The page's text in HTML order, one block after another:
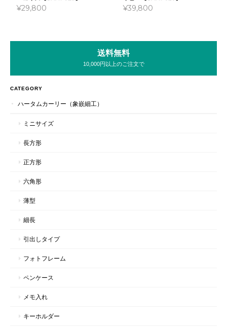
¥29,800 ¥39,800
送料無料
10,000円以上のご注文で
CATEGORY
ハータムカーリー（象嵌細工）
ミニサイズ
長方形
正方形
六角形
薄型
細長
引出しタイプ
フォトフレーム
ペンケース
メモ入れ
キーホルダー